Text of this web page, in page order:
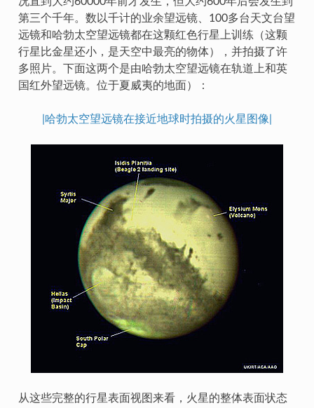
第三个千年。数以千计的业余望远镜、100多台天文台望
远镜和哈勃太空望远镜都在这颗红色行星上训练（这颗
行星比金星还小，是天空中最亮的物体），并拍摄了许
多照片。下面这两个是由哈勃太空望远镜在轨道上和英
国红外望远镜。位于夏威夷的地面）：
|哈勃太空望远镜在接近地球时拍摄的火星图像|
从这些完整的行星表面视图来看，火星的整体表面状态